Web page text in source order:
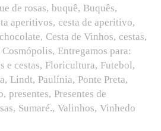
de rosas buquê Buquês
aperitivos cesta de aperitivo
Cesta de Vinhos cestas
Cosmópolis Entregamos para:
e cestas Floricultura Futebol
Lindt Paulínia Ponte Preta
presentes Presentes de
Sumaré. Valinhos Vinhedo